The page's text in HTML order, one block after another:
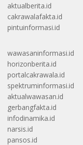
aktualberita.id
cakrawalafakta.id
pintuinformasi.id
wawasaninformasi.id
horizonberita.id
portalcakrawala.id
spektruminformasi.id
aktualwawasan.id
gerbangfakta.id
infodinamika.id
narsis.id
pansos.id